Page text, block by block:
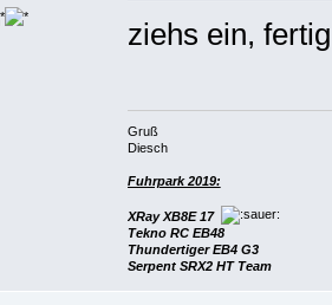
ziehs ein,
Gruß
Diesch
Fuhrpark 2019:
XRay XB8E 17
Tekno RC EB48
Thundertiger EB4 G3
Serpent SRX2 HT Team